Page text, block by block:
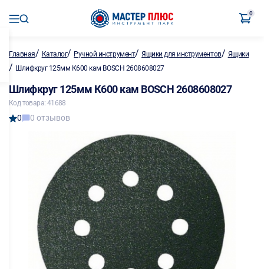
0
Главная/ Каталог/ Ручной инструмент/Ящики для инструментов/ Ящики
/ Шлифкруг 125мм К600 кам BOSCH 2608608027
Шлифкруг 125мм К600 кам BOSCH 2608608027
Код товара: 41688
0 0 отзывов